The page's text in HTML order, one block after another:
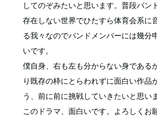
してのぞみたいと思います。普段バン
存在しない世界でひたすら体育会系に
る我々なのでバンドメンバーには幾分
いです。
僕自身、右も左も分からない身である
り既存の枠にとらわれずに面白い作品
う、前に前に挑戦していきたいと思い
このドラマ、面白いです。よろしくお